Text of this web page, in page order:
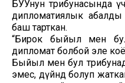
БУУнун трибунасында
дипломатиялык абалды
баш тарткан.
“Бирок быйыл мен
дипломат болбой эле
Быйыл мен бул
эмес, дүйнөдө болуп